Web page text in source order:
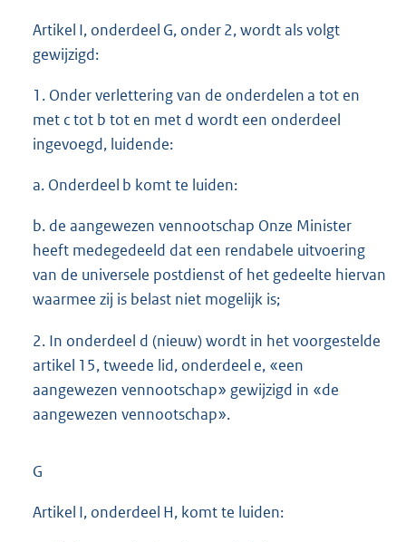
Artikel I, onderdeel G, onder 2, wordt als volgt
gewijzigd:
1. Onder verlettering van de onderdelen a tot en
met c tot b tot en met d wordt een onderdeel
ingevoegd, luidende:
a. Onderdeel b komt te luiden:
b. de aangewezen vennootschap Onze Minister
heeft medegedeeld dat een rendabele uitvoering
van de universele postdienst of het gedeelte hiervan
waarmee zij is belast niet mogelijk is;
2. In onderdeel d (nieuw) wordt in het voorgestelde
artikel 15, tweede lid, onderdeel e, «een
aangewezen vennootschap» gewijzigd in «de
aangewezen vennootschap».
G
Artikel I, onderdeel H, komt te luiden: